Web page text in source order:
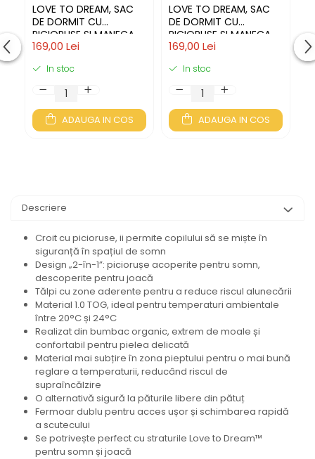
LOVE TO DREAM, SAC
DE DORMIT CU
PICIORUSE SI MANECA
SCURTA, 0.2 TOG, 6
169,00 Lei
In stoc
ADAUGA IN COS
LOVE TO DREAM, SAC
DE DORMIT CU
PICIORUSE SI MANECA
SCURTA, 0.2 TOG, 3 ANI,
169,00 Lei
In stoc
ADAUGA IN COS
Descriere
Croit cu picioruse, ii permite copilului să se miște în
siguranță în spațiul de somn
Design „2-în-1”: piciorușe acoperite pentru somn,
descoperite pentru joacă
Tălpi cu zone aderente pentru a reduce riscul alunecării
Material 1.0 TOG, ideal pentru temperaturi ambientale
între 20°C și 24°C
Realizat din bumbac organic, extrem de moale și
confortabil pentru pielea delicată
Material mai subțire în zona pieptului pentru o mai bună
reglare a temperaturii, reducând riscul de
supraîncălzire
O alternativă sigură la păturile libere din pătuț
Fermoar dublu pentru acces ușor și schimbarea rapidă
a scutecului
Se potrivește perfect cu straturile Love to Dream™
pentru somn și joacă